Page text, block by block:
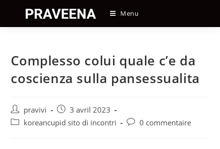
content
Menu
Complesso colui quale c’e da
coscienza sulla pansessualita
Auteur/autrice
de
pravivi
Post
published:
3 avril 2023
Postkoreancupid sito di incontri
Post0 commentaire